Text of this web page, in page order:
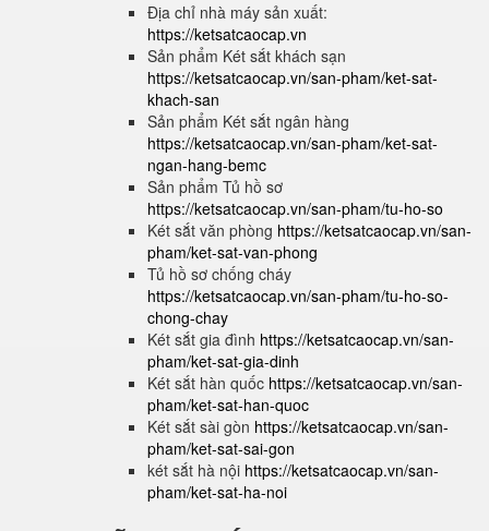
Địa chỉ nhà máy sản xuất:
https://ketsatcaocap.vn
Sản phẩm Két sắt khách sạn
https://ketsatcaocap.vn/san-pham/ket-sat-
khach-san
Sản phẩm Két sắt ngân hàng
https://ketsatcaocap.vn/san-pham/ket-sat-
ngan-hang-bemc
Sản phẩm Tủ hồ sơ
https://ketsatcaocap.vn/san-pham/tu-ho-so
Két sắt văn phòng https://ketsatcaocap.vn/san-
pham/ket-sat-van-phong
Tủ hồ sơ chống cháy
https://ketsatcaocap.vn/san-pham/tu-ho-so-
chong-chay
Két sắt gia đình https://ketsatcaocap.vn/san-
pham/ket-sat-gia-dinh
Két sắt hàn quốc https://ketsatcaocap.vn/san-
pham/ket-sat-han-quoc
Két sắt sài gòn https://ketsatcaocap.vn/san-
pham/ket-sat-sai-gon
két sắt hà nội https://ketsatcaocap.vn/san-
pham/ket-sat-ha-noi